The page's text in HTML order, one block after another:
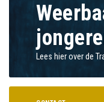
Lees hier over de